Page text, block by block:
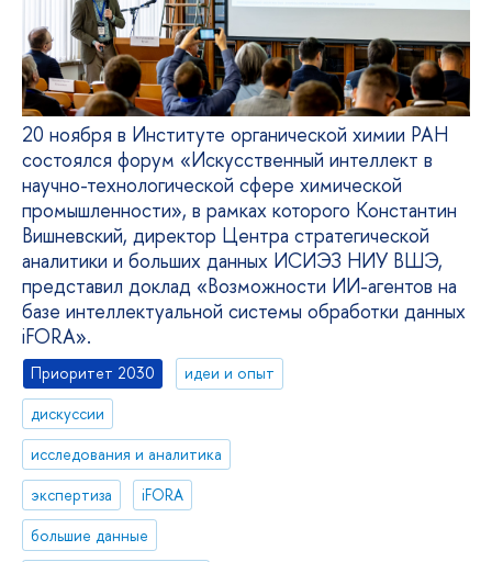
20 ноября в Институте органической химии РАН
состоялся форум «Искусственный интеллект в
научно-технологической сфере химической
промышленности», в рамках которого Константин
Вишневский, директор Центра стратегической
аналитики и больших данных ИСИЭЗ НИУ ВШЭ,
представил доклад «Возможности ИИ-агентов на
базе интеллектуальной системы обработки данных
iFORA».
Приоритет 2030
идеи и опыт
дискуссии
исследования и аналитика
экспертиза
iFORA
большие данные